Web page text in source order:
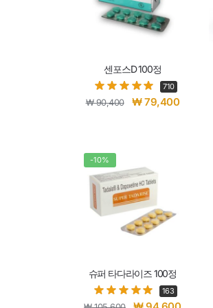
센포스D 100정
710
₩90,400 ₩79,400
-10%
슈퍼 타다라이즈 100정
163